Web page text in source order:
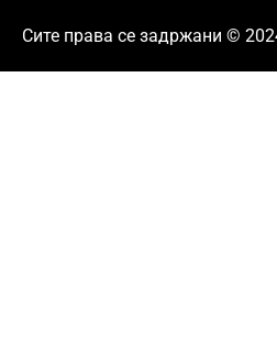
Сите права се задржани ©